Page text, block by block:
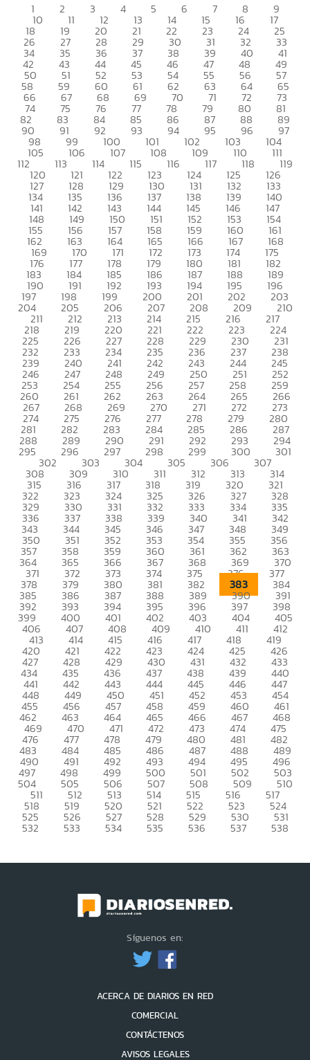
1 2 3 4 5 6 7 8 9
10 11 12 13 14 15 16 17
18 19 20 21 22 23 24 25
26 27 28 29 30 31 32 33
34 35 36 37 38 39 40 41
42 43 44 45 46 47 48 49
50 51 52 53 54 55 56 57
58 59 60 61 62 63 64 65
66 67 68 69 70 71 72 73
74 75 76 77 78 79 80 81
82 83 84 85 86 87 88 89
90 91 92 93 94 95 96 97
98 99 100 101 102 103 104
105 106 107 108 109 110 111
112 113 114 115 116 117 118 119
120 121 122 123 124 125 126
127 128 129 130 131 132 133
134 135 136 137 138 139 140
141 142 143 144 145 146 147
148 149 150 151 152 153 154
155 156 157 158 159 160 161
162 163 164 165 166 167 168
169 170 171 172 173 174 175
176 177 178 179 180 181 182
183 184 185 186 187 188 189
190 191 192 193 194 195 196
197 198 199 200 201 202 203
204 205 206 207 208 209 210
211 212 213 214 215 216 217
218 219 220 221 222 223 224
225 226 227 228 229 230 231
232 233 234 235 236 237 238
239 240 241 242 243 244 245
246 247 248 249 250 251 252
253 254 255 256 257 258 259
260 261 262 263 264 265 266
267 268 269 270 271 272 273
274 275 276 277 278 279 280
281 282 283 284 285 286 287
288 289 290 291 292 293 294
295 296 297 298 299 300 301
302 303 304 305 306 307
308 309 310 311 312 313 314
315 316 317 318 319 320 321
322 323 324 325 326 327 328
329 330 331 332 333 334 335
336 337 338 339 340 341 342
343 344 345 346 347 348 349
350 351 352 353 354 355 356
357 358 359 360 361 362 363
364 365 366 367 368 369 370
371 372 373 374 375 376 377
378 379 380 381 382 383 384
385 386 387 388 389 390 391
392 393 394 395 396 397 398
399 400 401 402 403 404 405
406 407 408 409 410 411 412
413 414 415 416 417 418 419
420 421 422 423 424 425 426
427 428 429 430 431 432 433
434 435 436 437 438 439 440
441 442 443 444 445 446 447
448 449 450 451 452 453 454
455 456 457 458 459 460 461
462 463 464 465 466 467 468
469 470 471 472 473 474 475
476 477 478 479 480 481 482
483 484 485 486 487 488 489
490 491 492 493 494 495 496
497 498 499 500 501 502 503
504 505 506 507 508 509 510
511 512 513 514 515 516 517
518 519 520 521 522 523 524
525 526 527 528 529 530 531
532 533 534 535 536 537 538
Síguenos en:
ACERCA DE DIARIOS EN RED
COMERCIAL
CONTÁCTENOS
AVISOS LEGALES